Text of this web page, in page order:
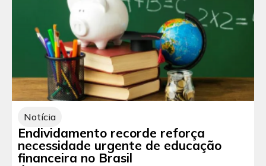
Notícia
Endividamento recorde reforça
necessidade urgente de educação
financeira no Brasil